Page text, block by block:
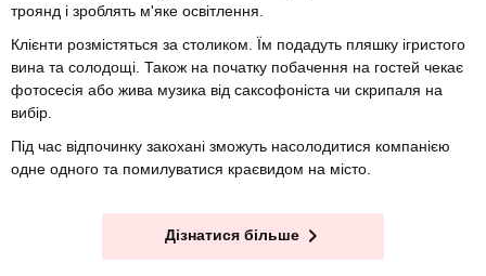
троянд і зроблять м'яке освітлення.
Клієнти розмістяться за столиком. Їм подадуть пляшку ігристого
вина та солодощі. Також на початку побачення на гостей чекає
фотосесія або жива музика від саксофоніста чи скрипаля на
вибір.
Під час відпочинку закохані зможуть насолодитися компанією
одне одного та помилуватися краєвидом на місто.
Дізнатися більше